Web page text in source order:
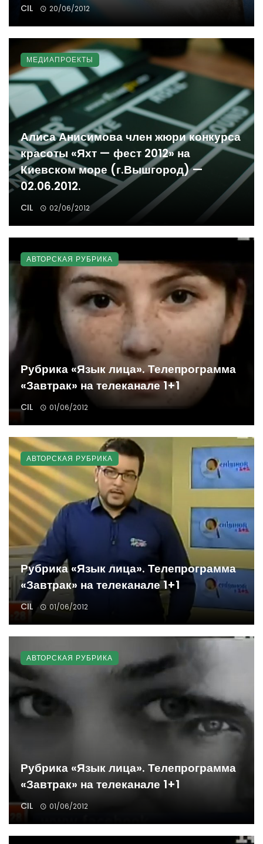
CIL 20/06/2012
Алиса Анисимова член жюри конкурса
красоты «Яхт — фест 2012» на
Киевском море (г.Вышгород) —
02.06.2012.
CIL 02/06/2012
МЕДИАПРОЕКТЫ
Рубрика «Язык лица». Телепрограмма
«Завтрак» на телеканале 1+1
CIL 01/06/2012
АВТОРСКАЯ РУБРИКА
Рубрика «Язык лица». Телепрограмма
«Завтрак» на телеканале 1+1
CIL 01/06/2012
АВТОРСКАЯ РУБРИКА
Рубрика «Язык лица». Телепрограмма
«Завтрак» на телеканале 1+1
CIL 01/06/2012
АВТОРСКАЯ РУБРИКА